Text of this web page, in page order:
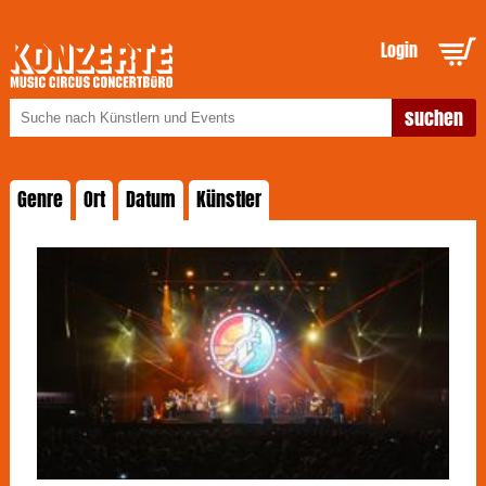
Login
Genre Ort Datum Künstler